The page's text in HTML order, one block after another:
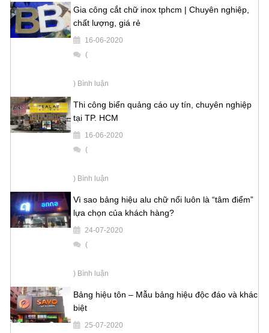
Gia công cắt chữ inox tphcm | Chuyên nghiệp,
chất lượng, giá rẻ
16-06-2020
(
) Bình luận
Thi công biển quảng cáo uy tín, chuyên nghiệp
tại TP. HCM
16-06-2020
(
) Bình luận
Vì sao bảng hiệu alu chữ nổi luôn là “tâm điểm”
lựa chọn của khách hàng?
24-07-2020
(
) Bình luận
Bảng hiệu tôn – Mẫu bảng hiệu độc đáo và khác
biệt
25-07-2020